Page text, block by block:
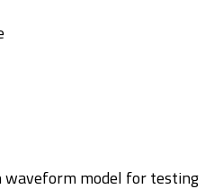
waveform model for testing